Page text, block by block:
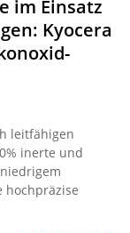
im Einsatz
Kyocera
leitfähigen
hochpräzise